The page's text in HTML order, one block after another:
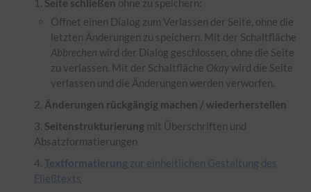
Seite schließen ohne zu speichern:
Öffnet einen Dialog zum Verlassen der Seite, ohne die
letzten Änderungen zu speichern. Mit der Schaltfläche
Abbrechen wird der Dialog geschlossen, ohne die Seite
zu verlassen. Mit der Schaltfläche Okaywird die Seite
verlassen und die Änderungen werden verworfen.
Änderungen rückgängig machen / wiederherstellen
Seitenstrukturierung mit Überschriften und
Absatzformatierungen
Textformatierung zur einheitlichen Gestaltung des
Fließtexts